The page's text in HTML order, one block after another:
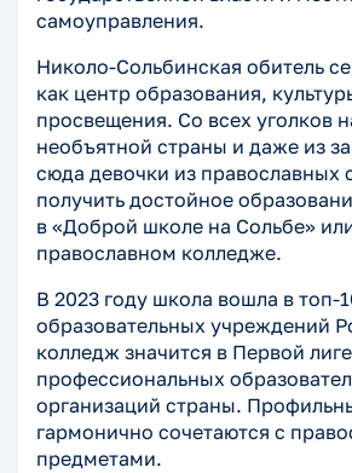
самоуправления.
Николо-Сольбинская обитель
как центр образования,
просвещения. Со всех уголков
необъятной страны и даже из
сюда девочки из православных
получить достойное
в «Доброй школе на Сольбе»
православном колледже.
В 2023 году школа вошла в топ-
образовательных учреждений
колледж значится в Первой
профессиональных
организаций страны.
гармонично сочетаются с
предметами.